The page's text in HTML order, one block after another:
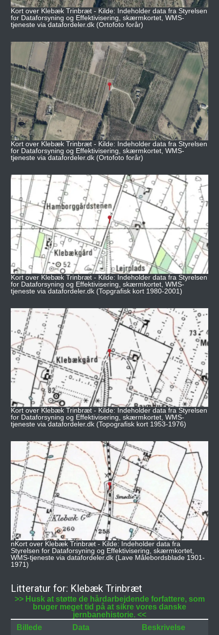
Kort over Klebæk Trinbræt - Kilde: Indeholder data fra Styrelsen
for Dataforsyning og Effektivisering, skærmkortet, WMS-
tjeneste via datafordeler.dk (Ortofoto forår)
Kort over Klebæk Trinbræt - Kilde: Indeholder data fra Styrelsen
for Dataforsyning og Effektivisering, skærmkortet, WMS-
tjeneste via datafordeler.dk (Ortofoto forår)
Kort over Klebæk Trinbræt - Kilde: Indeholder data fra Styrelsen
for Dataforsyning og Effektivisering, skærmkortet, WMS-
tjeneste via datafordeler.dk (Topgrafisk kort 1980-2001)
Kort over Klebæk Trinbræt - Kilde: Indeholder data fra Styrelsen
for Dataforsyning og Effektivisering, skærmkortet, WMS-
tjeneste via datafordeler.dk (Topografisk kort 1953-1976)
nKort over Klebæk Trinbræt - Kilde: Indeholder data fra
Styrelsen for Dataforsyning og Effektivisering, skærmkortet,
WMS-tjeneste via datafordeler.dk (Lave Målebordsblade 1901-
1971)
Litteratur for: Klebæk Trinbræt
>> Husk at støtte de hårdarbejdende forfattere, som
bruger meget tid på at sikre vores danske
jernbanehistorie. <<
Billede
Data Beskrivelse